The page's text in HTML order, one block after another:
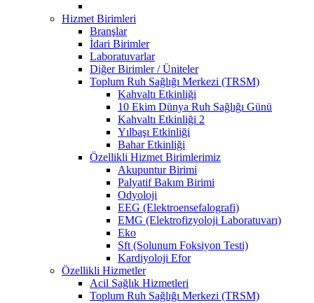
Hizmet Birimleri
Branşlar
İdari Birimler
Laboratuvarlar
Diğer Birimler / Üniteler
Toplum Ruh Sağlığı Merkezi (TRSM)
Kahvaltı Etkinliği
10 Ekim Dünya Ruh Sağlığı Günü
Kahvaltı Etkinliği 2
Yılbaşı Etkinliği
Bahar Etkinliği
Özellikli Hizmet Birimlerimiz
Akupuntur Birimi
Palyatif Bakım Birimi
Odyoloji
EEG (Elektroensefalografi)
EMG (Elektrofizyoloji Laboratuvarı)
Eko
Sft (Solunum Foksiyon Testi)
Kardiyoloji Efor
Özellikli Hizmetler
Acil Sağlık Hizmetleri
Toplum Ruh Sağlığı Merkezi (TRSM)